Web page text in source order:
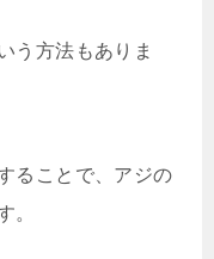
う方法もありま
ることで、アジの
。